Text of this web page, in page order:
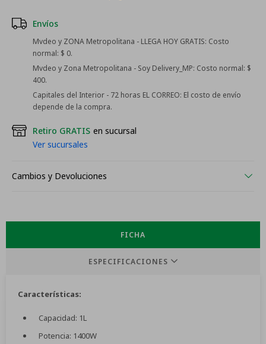
Envíos
Mvdeo y ZONA Metropolitana - LLEGA HOY GRATIS: Costo
normal: $ 0.
Mvdeo y Zona Metropolitana - Soy Delivery_MP: Costo normal: $
400.
Capitales del Interior - 72 horas EL CORREO: El costo de envío
depende de la compra.
Retiro GRATIS en sucursal
Ver sucursales
Cambios y Devoluciones
FICHA
ESPECIFICACIONES
Características:
Capacidad: 1L
Potencia: 1400W